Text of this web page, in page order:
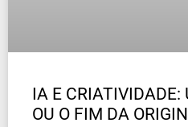
IA E CRIATIVIDADE:
OU O FIM DA